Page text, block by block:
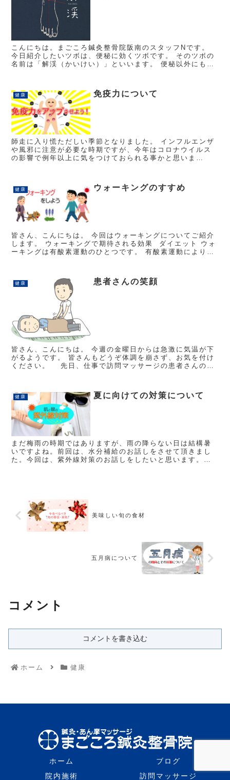
こんにちは。まごころ鍼灸整骨院阪南のスタッフNです。
今日紹介したいツボは、便秘に効くツボです。 そのツボの
名前は「解渓（かいけい）」といいます。 便秘以外にも腹
健康 免疫力について
師走に入り慌ただしい季節となりました。 インフルエンザ
や風邪に注意が必要な時期ですが、今年はコロナウイルス
の影響で例年以上に気をつけておられる事かと思いま
健康 ウォーキングのすすめ
皆さん、こんにちは。 今回はウォーキングについてご紹介
します。 ウォーキングで期待される効果 ダイエット ウォ
ーキングは有酸素運動のひとつです。 有酸素運動により体
健康 患者さんの笑顔
皆さん、こんにちは。 今週の金曜日からは急激に気温が下
がるようです。 皆さんもどうぞ体調を崩さず、お気を付け
ください。 先日、仕事で訪問マッサージの患者さんのお
健康 夏に向けての対策について
まだ梅雨の時期ではありますが、雨の降らない日は結構暑
いですよね。前回は、水分補給のお話しをさせて頂きまし
た。今回は、紫外線対策のお話しをしたいと思います。女
美味しい旬の食材
五月病について
コメント
コメントを書き込む
ホーム 健康
ホーム
ブログ
院内施術
訪問マッサージ